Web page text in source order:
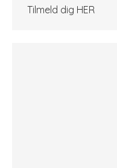
Tilmeld dig HER